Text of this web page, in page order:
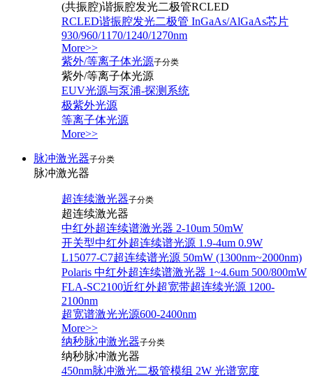
(共振腔)谐振腔发光二极管RCLED
RCLED谐振腔发光二极管 InGaAs/AlGaAs芯片
930/960/1170/1240/1270nm
More>>
紫外/等离子体光源子分类
紫外/等离子体光源
EUV光源与泵浦-探测系统
极紫外光源
等离子体光源
More>>
脉冲激光器子分类
脉冲激光器
超连续激光器子分类
超连续激光器
中红外超连续谱激光器 2-10um 50mW
开关型中红外超连续谱光源 1.9-4um 0.9W
L15077-C7超连续谱光源 50mW (1300nm~2000nm)
Polaris 中红外超连续谱激光器 1~4.6um 500/800mW
FLA-SC2100近红外超宽带超连续光源 1200-
2100nm
超宽谱激光光源600-2400nm
More>>
纳秒脉冲激光器子分类
纳秒脉冲激光器
450nm脉冲激光二极管模组 2W 光谱宽度